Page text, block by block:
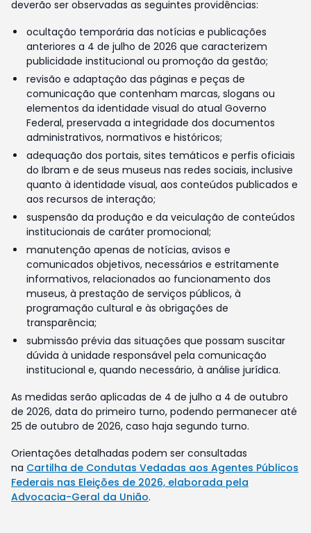
deverão ser observadas as seguintes providências:
ocultação temporária das notícias e publicações
anteriores a 4 de julho de 2026 que caracterizem
publicidade institucional ou promoção da gestão;
revisão e adaptação das páginas e peças de
comunicação que contenham marcas, slogans ou
elementos da identidade visual do atual Governo
Federal, preservada a integridade dos documentos
administrativos, normativos e históricos;
adequação dos portais, sites temáticos e perfis oficiais
do Ibram e de seus museus nas redes sociais, inclusive
quanto à identidade visual, aos conteúdos publicados e
aos recursos de interação;
suspensão da produção e da veiculação de conteúdos
institucionais de caráter promocional;
manutenção apenas de notícias, avisos e
comunicados objetivos, necessários e estritamente
informativos, relacionados ao funcionamento dos
museus, à prestação de serviços públicos, à
programação cultural e às obrigações de
transparência;
submissão prévia das situações que possam suscitar
dúvida à unidade responsável pela comunicação
institucional e, quando necessário, à análise jurídica.
As medidas serão aplicadas de 4 de julho a 4 de outubro
de 2026, data do primeiro turno, podendo permanecer até
25 de outubro de 2026, caso haja segundo turno.
Orientações detalhadas podem ser consultadas
na Cartilha de Condutas Vedadas aos Agentes Públicos
Federais nas Eleições de 2026, elaborada pela
Advocacia-Geral da União.